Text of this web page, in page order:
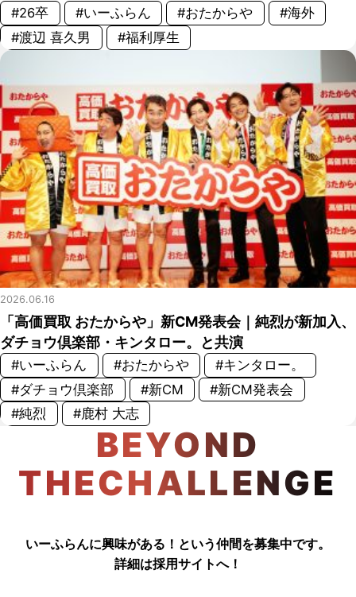
#26卒 #いーふらん #おたからや
#海外
#渡辺 喜久男
#福利厚生
2026.06.16
「高価買取 おたからや」新CM発表会｜純烈が新加入、
ダチョウ倶楽部・キンタロー。と共演
#いーふらん #おたからや
#キンタロー。
#ダチョウ倶楽部
#新CM
#新CM発表会
#純烈
#鹿村 大志
BEYOND
THECHALLENGE
いーふらんに興味がある！という仲間を募集中です。
詳細は採用サイトへ！